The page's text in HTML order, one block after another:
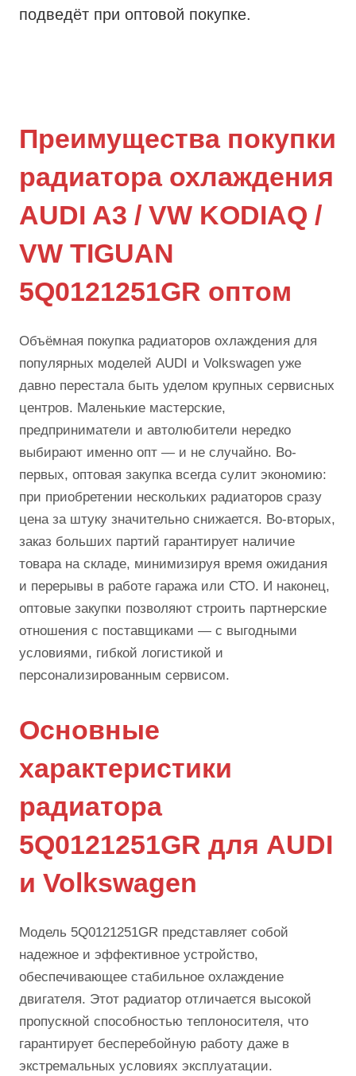
подведёт при оптовой покупке.
Преимущества покупки
радиатора охлаждения
AUDI A3 / VW KODIAQ /
VW TIGUAN
5Q0121251GR оптом
Объёмная покупка радиаторов охлаждения для
популярных моделей AUDI и Volkswagen уже
давно перестала быть уделом крупных сервисных
центров. Маленькие мастерские,
предприниматели и автолюбители нередко
выбирают именно опт — и не случайно. Во-
первых, оптовая закупка всегда сулит экономию:
при приобретении нескольких радиаторов сразу
цена за штуку значительно снижается. Во-вторых,
заказ больших партий гарантирует наличие
товара на складе, минимизируя время ожидания
и перерывы в работе гаража или СТО. И наконец,
оптовые закупки позволяют строить партнерские
отношения с поставщиками — с выгодными
условиями, гибкой логистикой и
персонализированным сервисом.
Основные
характеристики
радиатора
5Q0121251GR для AUDI
и Volkswagen
Модель 5Q0121251GR представляет собой
надежное и эффективное устройство,
обеспечивающее стабильное охлаждение
двигателя. Этот радиатор отличается высокой
пропускной способностью теплоносителя, что
гарантирует бесперебойную работу даже в
экстремальных условиях эксплуатации.